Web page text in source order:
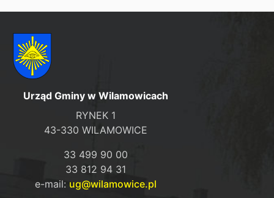
Urząd Gminy w Wilamowicach
RYNEK 1
43-330 WILAMOWICE
33 499 90 00
33 812 94 31
e-mail: ug@wilamowice.pl